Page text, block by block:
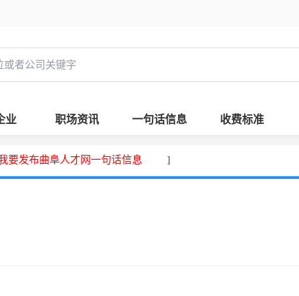
业 职场资讯 一句话信息 收费标准
要发布曲阜人才网一句话信息 ]